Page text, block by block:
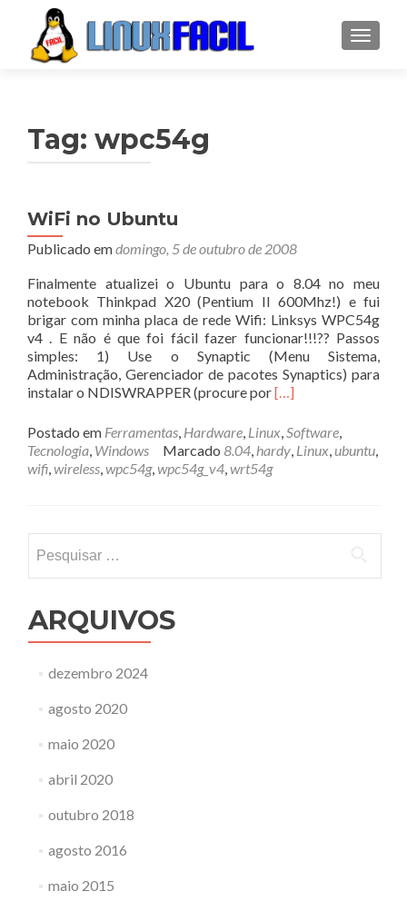
Tag: wpc54g
WiFi no Ubuntu
Publicado emdomingo, 5 de outubro de 2008
Finalmente atualizei o Ubuntu para o 8.04 no meu
notebook Thinkpad X20 (Pentium II 600Mhz!) e fui
brigar com minha placa de rede Wifi: Linksys WPC54g
v4 . E não é que foi fácil fazer funcionar!!!?? Passos
simples: 1) Use o Synaptic (Menu Sistema,
Administração, Gerenciador de pacotes Synaptics) para
instalar o NDISWRAPPER (procure porLeia
sobreWiFi
no
Ubuntu
[…]
Postado em Ferramentas, Hardware, Linux,Software,
Tecnologia, Windows Marcado 8.04, hardy, Linux,ubuntu,
wifi,wireless,wpc54g,wpc54g_v4,wrt54g
por:
ARQUIVOS
dezembro 2024
agosto 2020
maio 2020
abril 2020
outubro 2018
agosto 2016
maio 2015